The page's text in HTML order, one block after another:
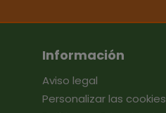
Información
Aviso legal
Personalizar las cookies